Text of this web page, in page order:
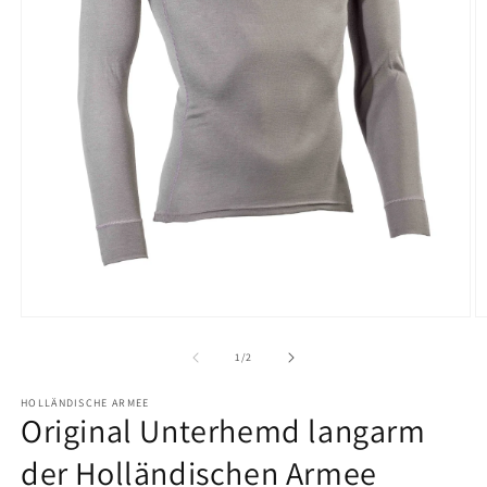
1/von
2
HOLLÄNDISCHE ARMEE
Original Unterhemd langarm
der Holländischen Armee